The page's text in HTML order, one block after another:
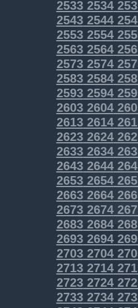
25332534
25432544
25532554
25632564
25732574
25832584
25932594
26032604
26132614
26232624
26332634
26432644
26532654
26632664
26732674
26832684
26932694
27032704
27132714
27232724
27332734